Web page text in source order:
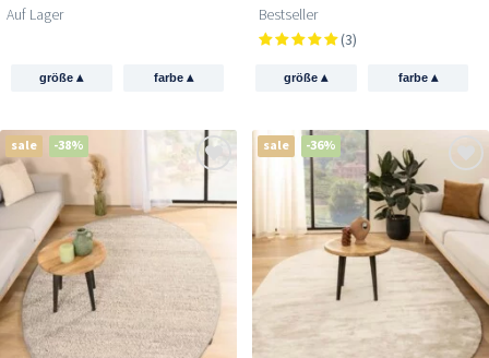
Auf Lager
größe▴ farbe ▴
Bestseller
(3)
größe▴ farbe ▴
sale -38% sale -36%